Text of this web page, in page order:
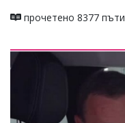
прочетено 8377 пъти